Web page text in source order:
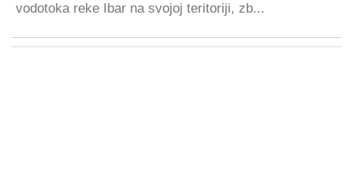
vodotoka reke Ibar na svojoj teritoriji, zb...